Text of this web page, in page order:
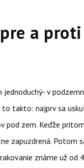
a proti
jednoduchý- v
to takto: najprv sa
pod zem. Keďže
zapuzdrená.
známe už od